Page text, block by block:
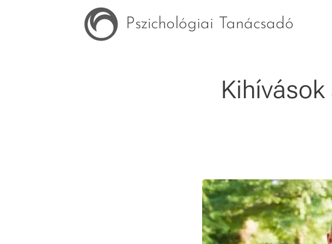
Pszichológiai Tanácsadó